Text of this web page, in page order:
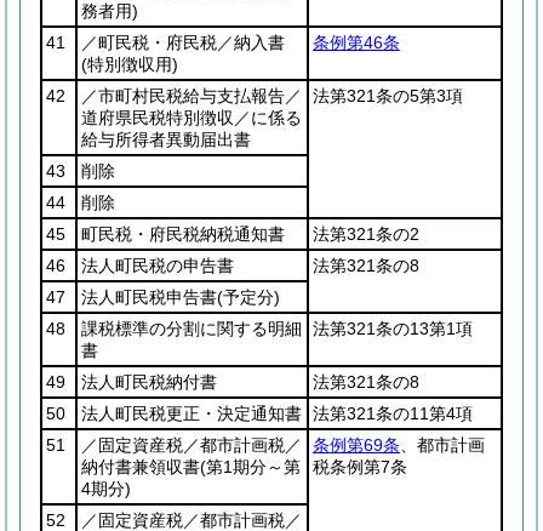
務者用)
41
／町民税・府民税／納入書
(特別徴収用)
条例第46条
42
／市町村民税給与支払報告／
道府県民税特別徴収／に係る
給与所得者異動届出書
法第321条の5第3項
43
削除
44
削除
45
町民税・府民税納税通知書
法第321条の2
46
法人町民税の申告書
法第321条の8
47
法人町民税申告書(予定分)
48
課税標準の分割に関する明細
書
法第321条の13第1項
49 法人町民税納付書
法第321条の8
50
法人町民税更正・決定通知書 法第321条の11第4項
51
／固定資産税／都市計画税／
納付書兼領収書(第1期分～第
4期分)
条例第69条 、都市計画
税条例第7条
52
／固定資産税／都市計画税／